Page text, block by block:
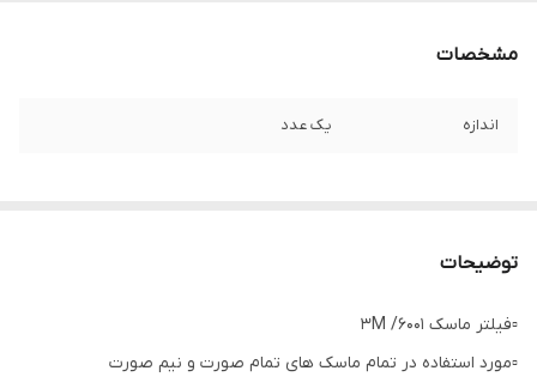
مشخصات
اندازه یک عدد
توضیحات
▫️فیلتر ماسک 3M /6001
▫️مورد استفاده در تمام ماسک های تمام صورت و نیم صورت